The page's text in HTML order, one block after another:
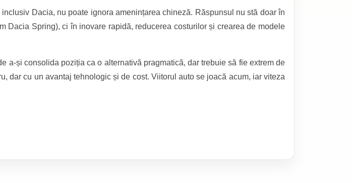
Dacia, nu poate ignora amenințarea chineză. Răspunsul nu stă doar în
Dacia Spring), ci în inovare rapidă, reducerea costurilor și crearea de modele
a-și consolida poziția ca o alternativă pragmatică, dar trebuie să fie extrem de
dar cu un avantaj tehnologic și de cost. Viitorul auto se joacă acum, iar viteza